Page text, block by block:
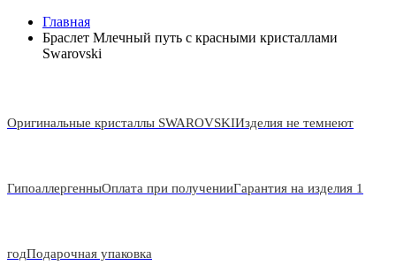
Главная
Браслет Млечный путь с красными кристаллами
Swarovski
Оригинальные кристаллы SWAROVSKIИзделия не темнеют
ГипоаллергенныОплата при полученииГарантия на изделия 1
годПодарочная упаковка